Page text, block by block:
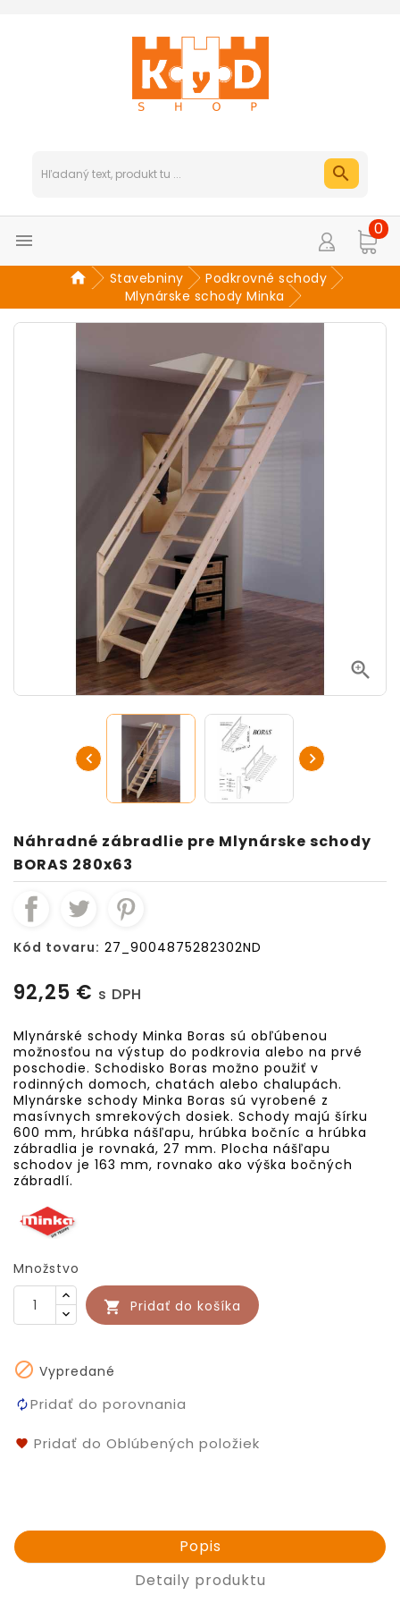

0
Stavebniny
Podkrovné schody
Mlynárske schody Minka

 
Náhradné zábradlie pre Mlynárske schody
BORAS 280x63
Kód tovaru: 27_9004875282302ND
92,25 € s DPH
Mlynárské schody Minka Boras sú obľúbenou
možnosťou na výstup do podkrovia alebo na prvé
poschodie. Schodisko Boras možno použiť v
rodinných domoch, chatách alebo chalupách.
Mlynárske schody Minka Boras sú vyrobené z
masívnych smrekových dosiek. Schody majú šírku
600 mm, hrúbka nášľapu, hrúbka bočníc a hrúbka
zábradlia je rovnaká, 27 mm. Plocha nášľapu
schodov je 163 mm, rovnako ako výška bočných
zábradlí.
Množstvo
 Pridať do košíka
 Vypredané
Pridať do porovnania
Pridať do Oblúbených položiek
Popis
Detaily produktu